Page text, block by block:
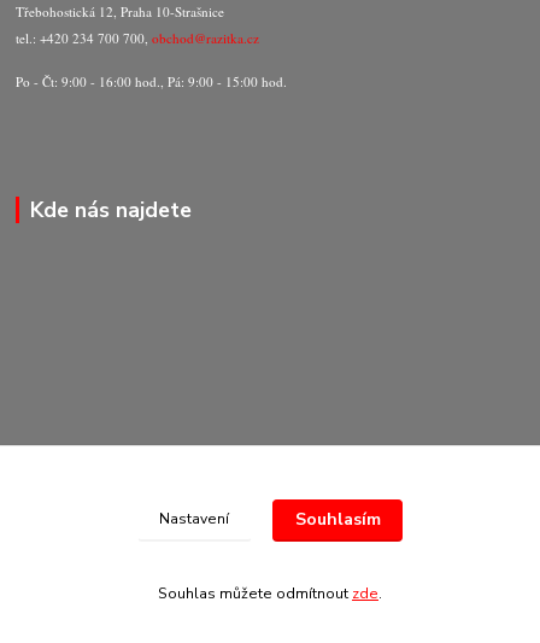
Třebohostická 12, Praha 10-Strašnice
tel.: +420 234 700 700,obchod@razitka.cz
Po - Čt: 9:00 - 16:00 hod., Pá: 9:00 - 15:00 hod.
Kde nás najdete
© Copyright 2020-2026 Marking Center CZ a.s.
Nastavení Souhlasím
Souhlas můžete odmítnout zde.